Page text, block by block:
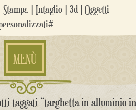
| Intaglio | 3d | Oggetti
MENÙ
taggati “targhetta in alluminio in